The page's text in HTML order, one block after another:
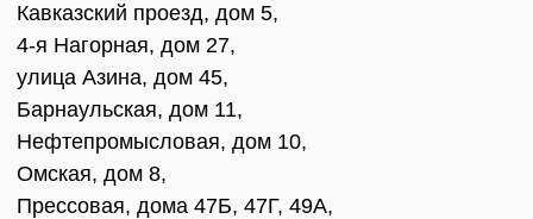
Кавказский проезд, дом 5,
4-я Нагорная, дом 27,
улица Азина, дом 45,
Барнаульская, дом 11,
Нефтепромысловая, дом 10,
Омская, дом 8,
Прессовая, дома 47Б, 47Г, 49А,